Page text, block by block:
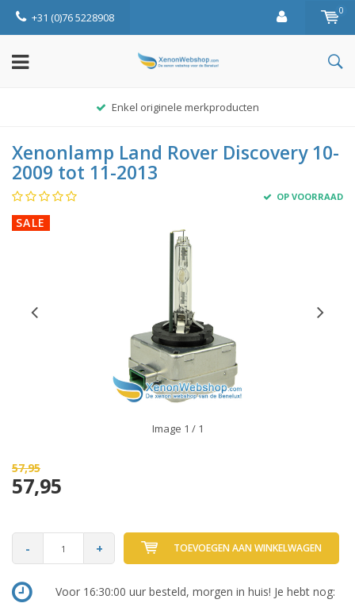
+31 (0)76 5228908 0
Enkel originele merkproducten
Xenonlamp Land Rover Discovery 10-
2009 tot 11-2013
OP VOORRAAD
SALE
Image 1 / 1
57,95
57,95
- + TOEVOEGEN AAN WINKELWAGEN
Voor 16:30:00 uur besteld, morgen in huis! Je hebt nog: